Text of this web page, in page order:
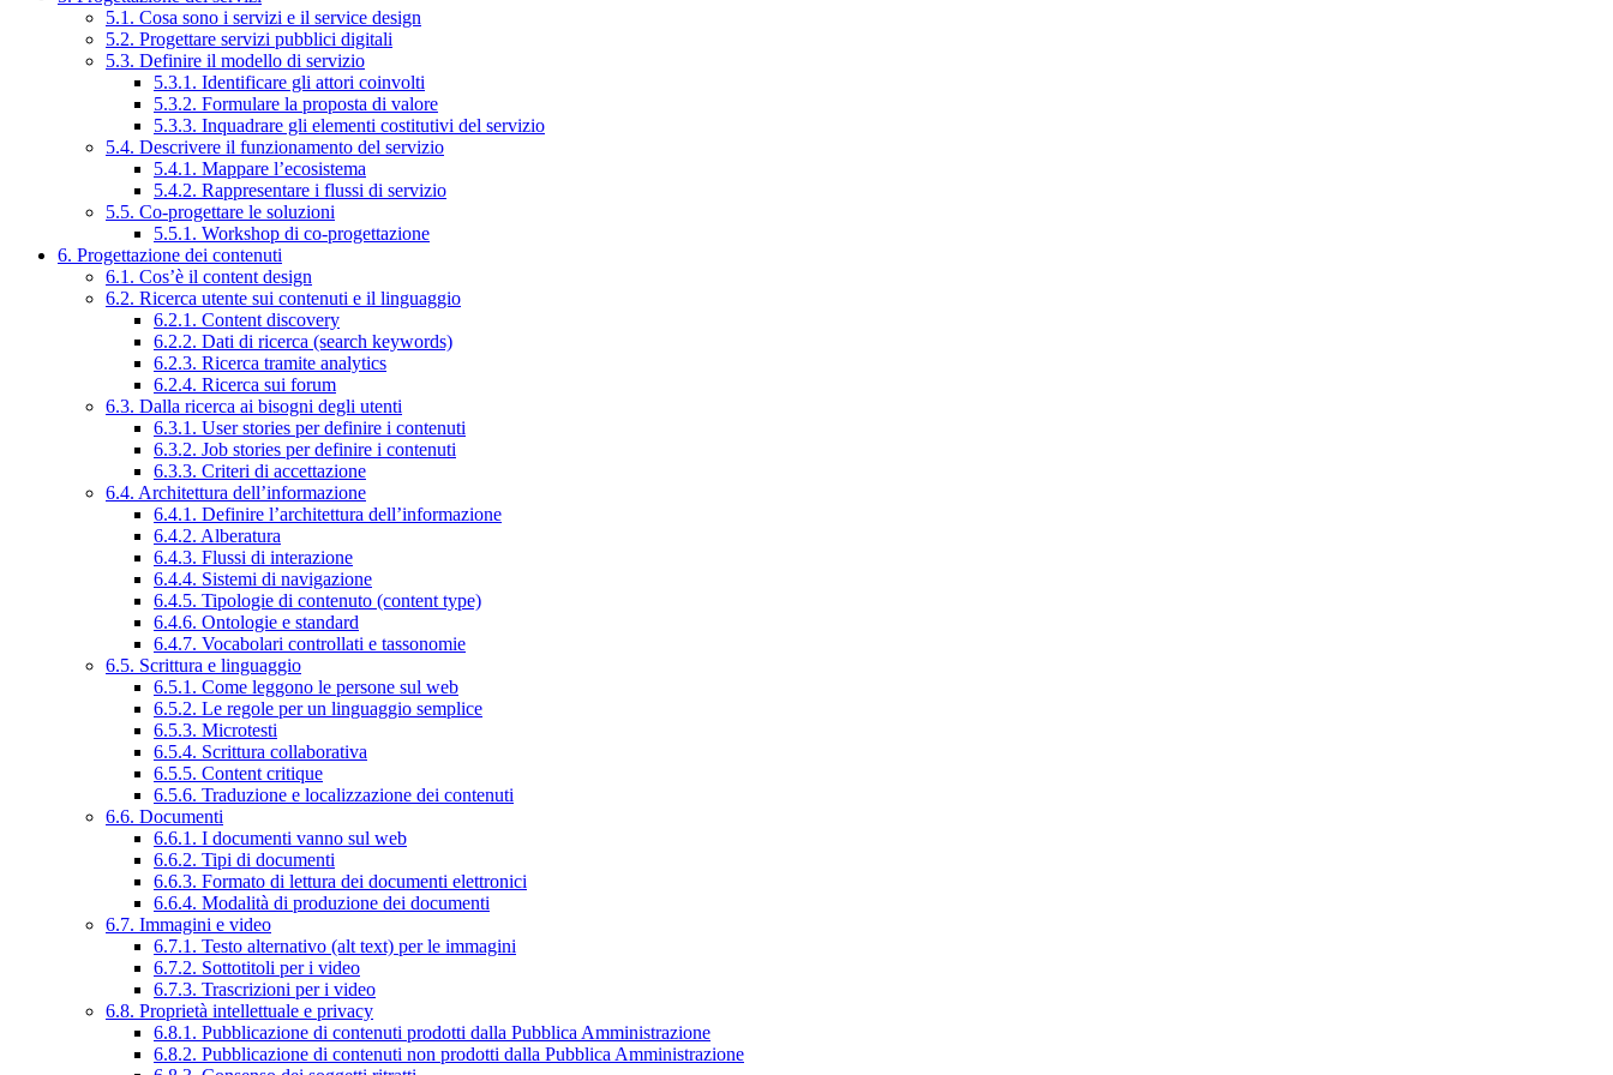
5.1. Cosa sono i servizi e il service design
5.2. Progettare servizi pubblici digitali
5.3. Definire il modello di servizio
5.3.1. Identificare gli attori coinvolti
5.3.2. Formulare la proposta di valore
5.3.3. Inquadrare gli elementi costitutivi del servizio
5.4. Descrivere il funzionamento del servizio
5.4.1. Mappare l’ecosistema
5.4.2. Rappresentare i flussi di servizio
5.5. Co-progettare le soluzioni
5.5.1. Workshop di co-progettazione
6. Progettazione dei contenuti
6.1. Cos’è il content design
6.2. Ricerca utente sui contenuti e il linguaggio
6.2.1. Content discovery
6.2.2. Dati di ricerca (search keywords)
6.2.3. Ricerca tramite analytics
6.2.4. Ricerca sui forum
6.3. Dalla ricerca ai bisogni degli utenti
6.3.1. User stories per definire i contenuti
6.3.2. Job stories per definire i contenuti
6.3.3. Criteri di accettazione
6.4. Architettura dell’informazione
6.4.1. Definire l’architettura dell’informazione
6.4.2. Alberatura
6.4.3. Flussi di interazione
6.4.4. Sistemi di navigazione
6.4.5. Tipologie di contenuto (content type)
6.4.6. Ontologie e standard
6.4.7. Vocabolari controllati e tassonomie
6.5. Scrittura e linguaggio
6.5.1. Come leggono le persone sul web
6.5.2. Le regole per un linguaggio semplice
6.5.3. Microtesti
6.5.4. Scrittura collaborativa
6.5.5. Content critique
6.5.6. Traduzione e localizzazione dei contenuti
6.6. Documenti
6.6.1. I documenti vanno sul web
6.6.2. Tipi di documenti
6.6.3. Formato di lettura dei documenti elettronici
6.6.4. Modalità di produzione dei documenti
6.7. Immagini e video
6.7.1. Testo alternativo (alt text) per le immagini
6.7.2. Sottotitoli per i video
6.7.3. Trascrizioni per i video
6.8. Proprietà intellettuale e privacy
6.8.1. Pubblicazione di contenuti prodotti dalla Pubblica Amministrazione
6.8.2. Pubblicazione di contenuti non prodotti dalla Pubblica Amministrazione